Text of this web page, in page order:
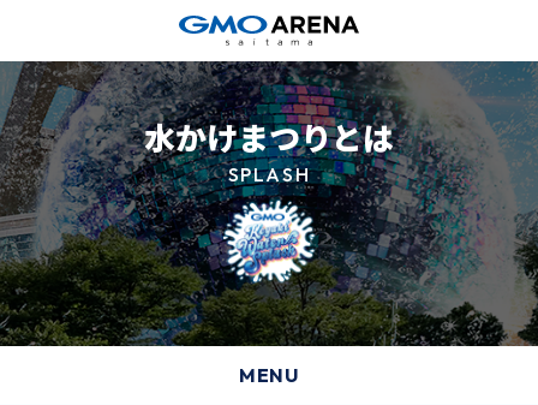
水かけまつりとは
SPLASH
MENU